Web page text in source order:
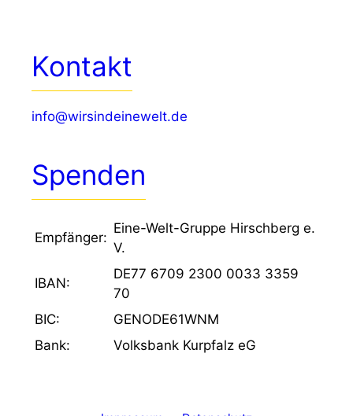
Kontakt
info@wirsindeinewelt.de
Spenden
Empfänger:
Eine-Welt-Gruppe Hirschberg e.
V.
IBAN:
DE77 6709 2300 0033 3359
70
BIC:
GENODE61WNM
Bank:
Volksbank Kurpfalz eG